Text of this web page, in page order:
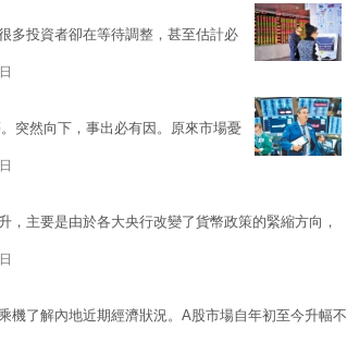
多投資者卻在等待調整，甚至估計必
突然向下，事出必有因。原來市場憂
主要是由於各大央行改變了貨幣政策的緊縮方向，
機了解內地近期經濟狀況。A股市場自年初至今升幅不